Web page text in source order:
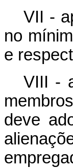
VII -
no
e
VIII -
deve